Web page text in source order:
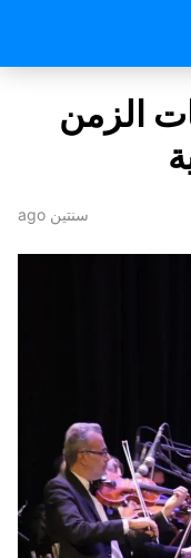
الزمن
سنتين ago